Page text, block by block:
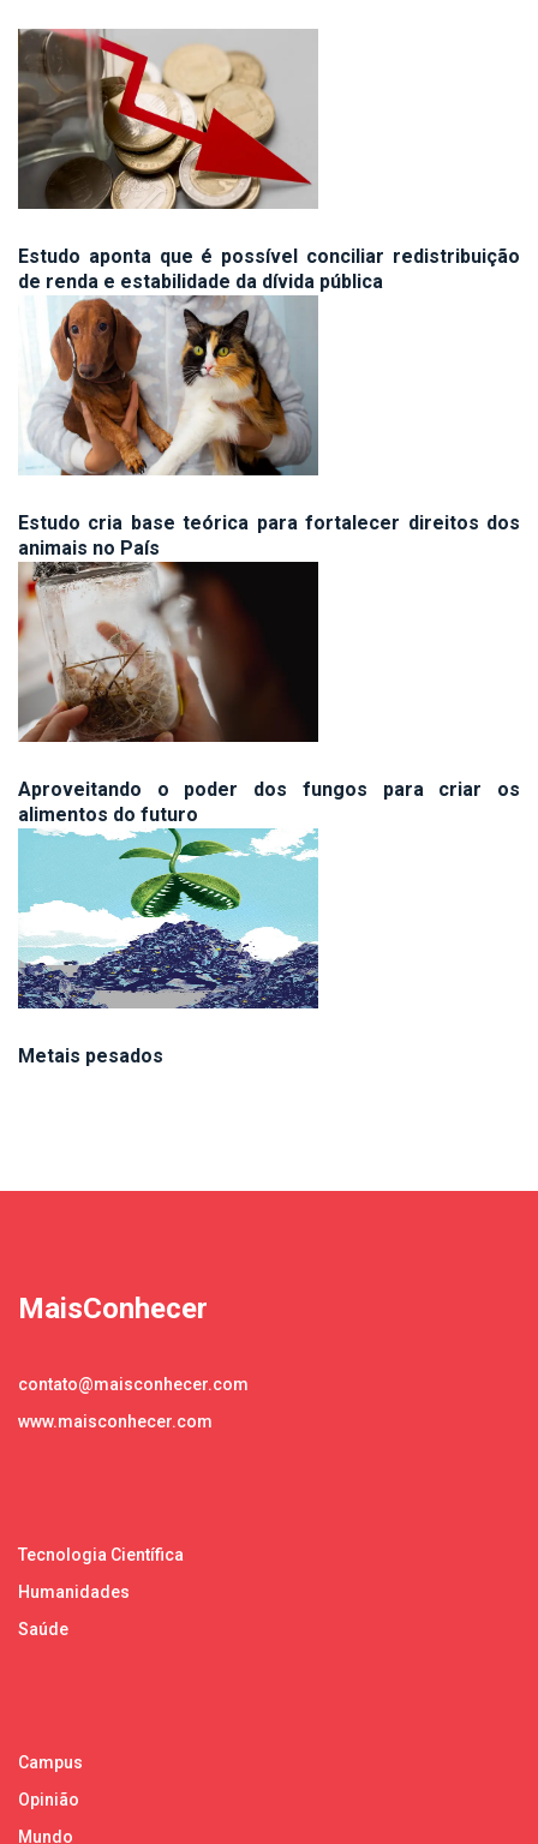
Estudo aponta que é possível conciliar redistribuição
de renda e estabilidade da dívida pública
Estudo cria base teórica para fortalecer direitos dos
animais no País
Aproveitando o poder dos fungos para criar os
alimentos do futuro
Metais pesados
MaisConhecer
contato@maisconhecer.com
www.maisconhecer.com
Tecnologia Científica
Humanidades
Saúde
Campus
Opinião
Mundo